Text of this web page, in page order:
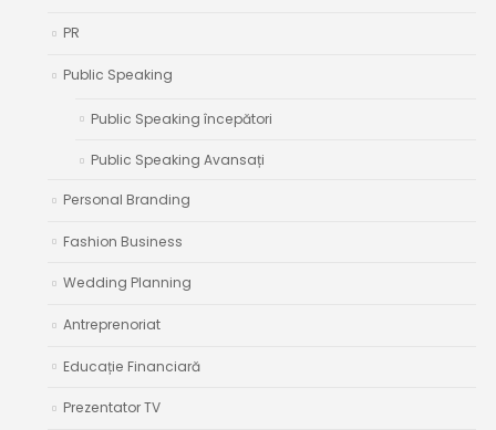
PR
Public Speaking
Public Speaking începători
Public Speaking Avansați
Personal Branding
Fashion Business
Wedding Planning
Antreprenoriat
Educație Financiară
Prezentator TV